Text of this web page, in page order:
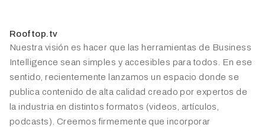
Rooftop.tv
Nuestra visión es hacer que las herramientas de Business
Intelligence sean simples y accesibles para todos. En ese
sentido, recientemente lanzamos un espacio donde se
publica contenido de alta calidad creado por expertos de
la industria en distintos formatos (videos, artículos,
podcasts). Creemos firmemente que incorporar